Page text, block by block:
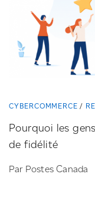
CYBERCOMMERCE
Pourquoi les
de fidélité
Par Postes Canada